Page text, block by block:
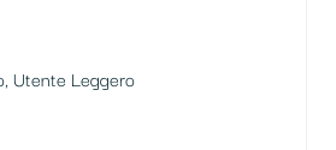
Utente Leggero